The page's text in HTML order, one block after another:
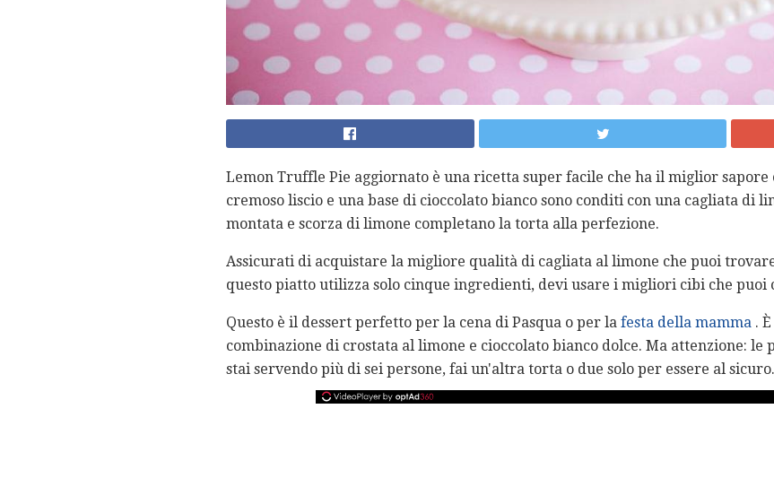
Lemon Truffle Pie aggiornato è una ricetta super facile che ha il miglior sapore
cremoso liscio e una base di cioccolato bianco sono conditi con una cagliata di
montata e scorza di limone completano la torta alla perfezione.
Assicurati di acquistare la migliore qualità di cagliata al limone che puoi
questo piatto utilizza solo cinque ingredienti, devi usare i migliori cibi che puoi
Questo è il dessert perfetto per la cena di Pasqua o per la festa della mamma .
combinazione di crostata al limone e cioccolato bianco dolce. Ma attenzione: le
stai servendo più di sei persone, fai un'altra torta o due solo per essere al sicuro.